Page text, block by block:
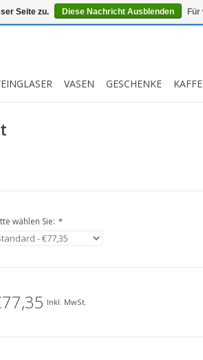
VASEN GESCHENKE
wählen Sie: *
Inkl. MwSt.
Seite zu. Diese Nachricht Ausblenden